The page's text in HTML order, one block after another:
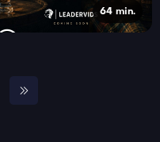
64 min.